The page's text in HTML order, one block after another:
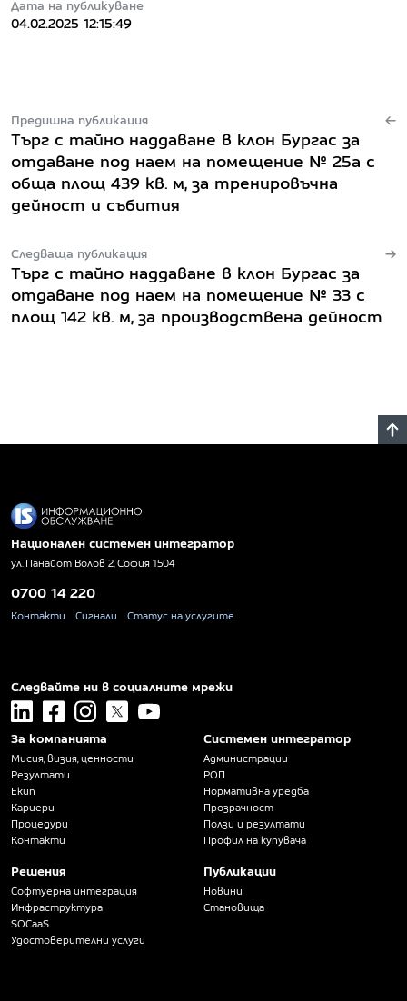
Предишна публикация
Търг с тайно наддаване в клон Бургас за
отдаване под наем на помещение № 25а с
обща площ 439 кв. м, за тренировъчна
дейност и събития
Следваща публикация
Търг с тайно наддаване в клон Бургас за
отдаване под наем на помещение № 33 с
площ 142 кв. м, за производствена дейност
Дата на публикуване
04.02.2025 12:15:49
Национален системен интегратор
ул. Панайот Волов 2, София 1504
0700 14 220
Контакти Сигнали Статус на услугите
Следвайте ни в социалните мрежи
linkedin facebookinstagram
x youtube
За компанията
Мисия, визия, ценности
Резултати
Екип
Кариери
Процедури
Контакти
Решения
Софтуерна интеграция
Инфраструктура
SOCaaS
Удостоверителни услуги
Системен интегратор
Администрации
РОП
Нормативна уредба
Прозрачност
Ползи и резултати
Профил на купувача
Публикации
Новини
Становища